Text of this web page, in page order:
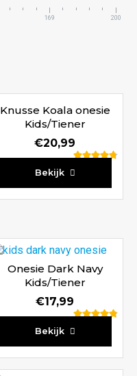
169 200
Knusse Koala onesie
Kids/Tiener
€20,99
Bekijk
Onesie Dark Navy
Kids/Tiener
€17,99
Bekijk